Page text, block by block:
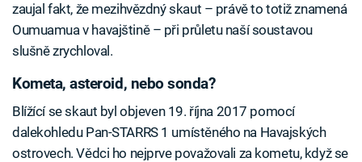
zaujal fakt, že mezihvězdný skaut – právě to totiž znamená
Oumuamua v havajštině – při průletu naší soustavou
slušně zrychloval.
Kometa, asteroid, nebo sonda?
Blížící se skaut byl objeven 19. října 2017 pomocí
dalekohledu Pan-STARRS 1 umístěného na Havajských
ostrovech. Vědci ho nejprve považovali za kometu, když se